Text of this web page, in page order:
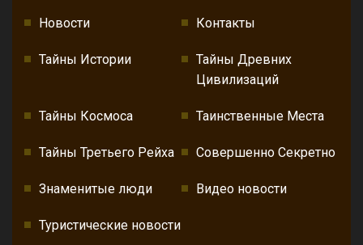
Новости Контакты
Тайны Истории
Тайны Древних
Цивилизаций
Тайны Космоса Таинственные Места
Тайны Третьего Рейха Совершенно Секретно
Знаменитые люди Видео новости
Туристические новости